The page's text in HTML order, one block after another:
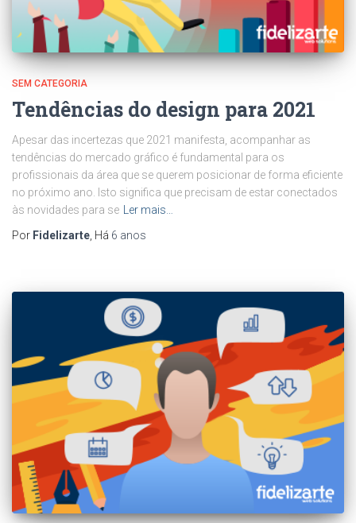
SEM CATEGORIA
Tendências do design para 2021
Apesar das incertezas que 2021 manifesta, acompanhar as
tendências do mercado gráfico é fundamental para os
profissionais da área que se querem posicionar de forma eficiente
no próximo ano. Isto significa que precisam de estar conectados
às novidades para se
Ler mais…
Por Fidelizarte , Há 6 anos